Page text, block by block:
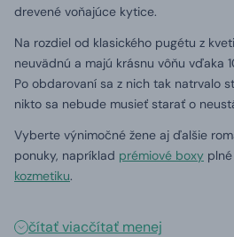
drevené voňajúce kytice.
Na rozdiel od klasického pugétu z
neuvädnú a majú krásnu vôňu vďaka
Po obdarovaní sa z nich tak natrvalo
nikto sa nebude musieť starať o
Vyberte výnimočné žene aj ďalšie
ponuky, napríklad prémiové boxy
kozmetiku.
čítať viacčítať menej